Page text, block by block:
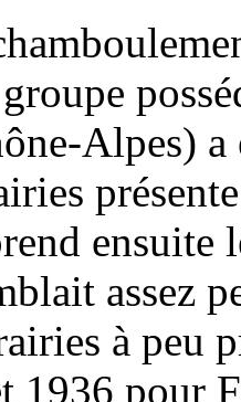
Alpes)
ensuite
assez
à peu
1936 pour